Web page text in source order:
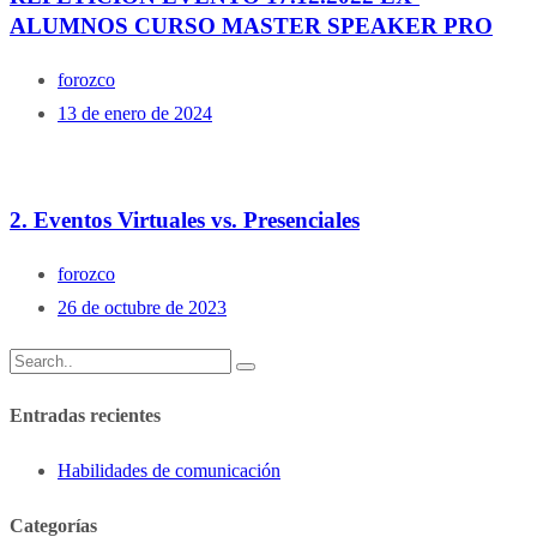
ALUMNOS CURSO MASTER SPEAKER PRO
forozco
13 de enero de 2024
2. Eventos Virtuales vs. Presenciales
forozco
26 de octubre de 2023
Entradas recientes
Habilidades de comunicación
Categorías